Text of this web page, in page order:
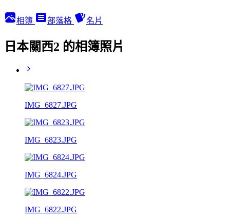
相簿 部落格 名片
日本關西2 的相簿照片
IMG_6827.JPG
IMG_6823.JPG
IMG_6824.JPG
IMG_6822.JPG